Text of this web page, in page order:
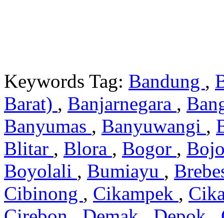
Keywords Tag: Bandung ,
Barat) , Banjarnegara ,
Banyumas , Banyuwangi ,
Blitar , Blora , Bogor ,
Boyolali , Bumiayu ,
Cibinong , Cikampek ,